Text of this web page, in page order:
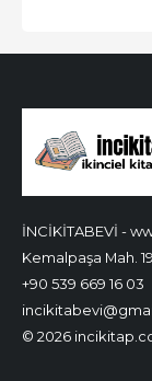
İNCİKİTABEVİ -
Kemalpaşa Mah.
+90 539 669 16 03
© 2026